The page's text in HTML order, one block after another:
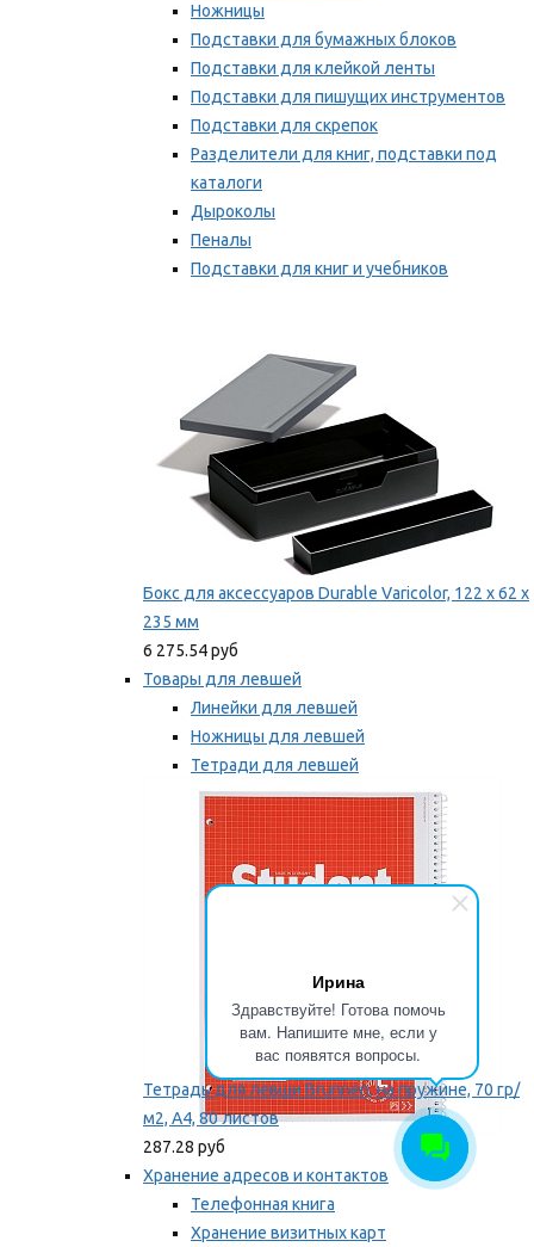
Ирина
Здравствуйте! Готова помочь
вам. Напишите мне, если у
вас появятся вопросы.
Ножницы
Подставки для бумажных блоков
Подставки для клейкой ленты
Подставки для пишущих инструментов
Подставки для скрепок
Разделители для книг, подставки под
каталоги
Дыроколы
Пеналы
Подставки для книг и учебников
Бокс для аксессуаров Durable Varicolor, 122 x 62 x
235 мм
6 275.54 руб
Товары для левшей
Линейки для левшей
Ножницы для левшей
Тетради для левшей
Точилки для левшей
Мы рекомендуем
Тетрадь для левши Brunnen, на пружине, 70 гр/
м2, А4, 80 листов
287.28 руб
Хранение адресов и контактов
Телефонная книга
Хранение визитных карт